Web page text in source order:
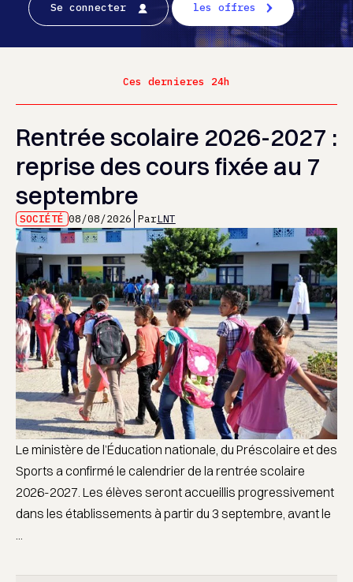
Se connecter les offres
Ces dernieres 24h
Rentrée scolaire 2026-2027 :
reprise des cours fixée au 7
septembre
SOCIÉTÉ 08/08/2026 ParLNT
Le ministère de l’Éducation nationale, du Préscolaire et des
Sports a confirmé le calendrier de la rentrée scolaire
2026-2027. Les élèves seront accueillis progressivement
dans les établissements à partir du 3 septembre, avant le
...